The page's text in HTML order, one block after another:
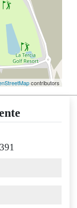
contributors